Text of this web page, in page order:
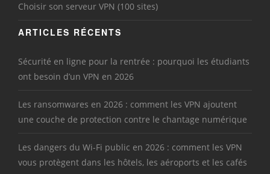
Choisir son serveur VPN (100 sites)
ARTICLES RÉCENTS
Sécurité en ligne pour la rentrée : pourquoi les étudiants
ont besoin d’un VPN en 2026
Les ransomwares en 2026 : comment les VPN ajoutent
une couche de protection contre le chantage numérique
Les dangers du Wi-Fi public en 2026 : comment les VPN
vous protègent dans les hôtels, les aéroports et les cafés